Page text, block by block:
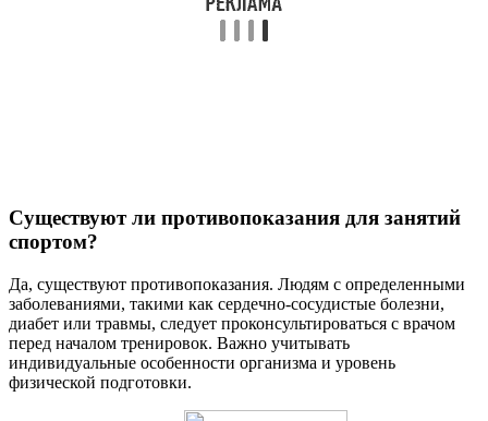
Существуют ли противопоказания для занятий
спортом?
Да, существуют противопоказания. Людям с определенными
заболеваниями, такими как сердечно-сосудистые болезни,
диабет или травмы, следует проконсультироваться с врачом
перед началом тренировок. Важно учитывать
индивидуальные особенности организма и уровень
физической подготовки.